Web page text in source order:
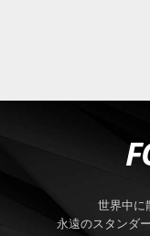
世界中に
永遠のスタンダ